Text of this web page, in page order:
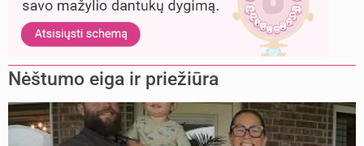
Nėštumo eiga ir priežiūra